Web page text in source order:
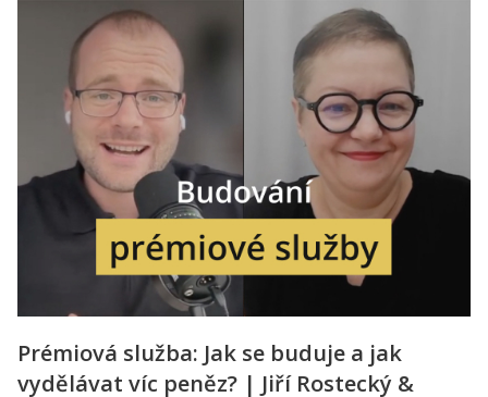
Prémiová služba: Jak se buduje a jak
vydělávat víc peněz? | Jiří Rostecký &